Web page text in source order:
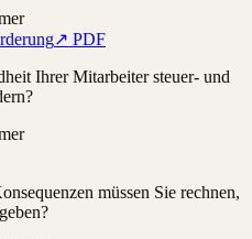
↗ PDF
Ihrer Mitarbeiter steuer- und
müssen Sie rechnen,